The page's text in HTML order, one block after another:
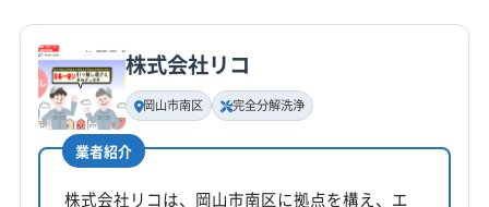
株式会社リコ
岡山市南区 完全分解洗浄
業者紹介
株式会社リコは、岡山市南区に拠点を構え、エ